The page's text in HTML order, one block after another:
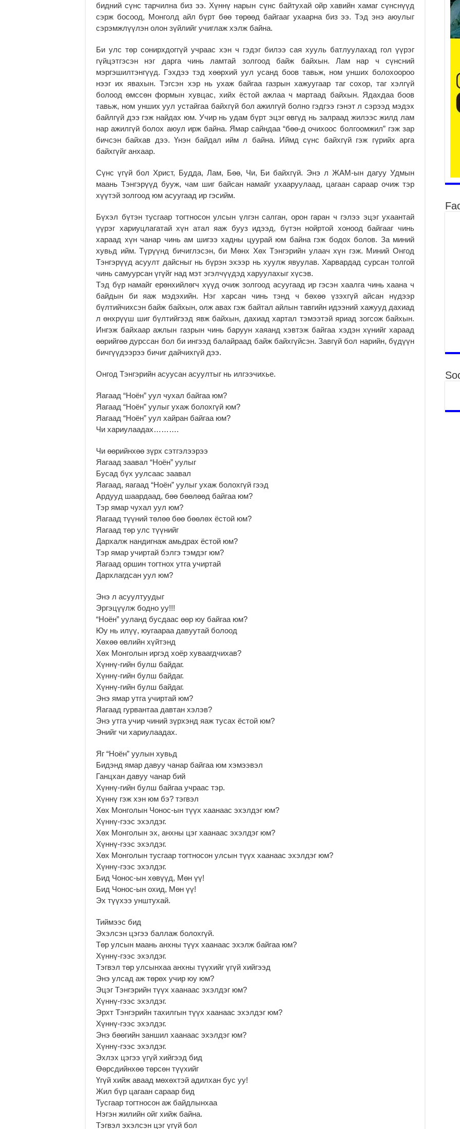
бидний сүнс тарчилна биз ээ. Хүннү нарын сүнс байтухай ойр хавийн хамаг сүнснүүд
сэрж босоод, Монголд айл бүрт бөө төрөөд байгааг ухаарна биз ээ. Тэд энэ аюулыг
сэрэмжлүүлэн олон зүйлийг учиглаж хэлж байна.
Би улс төр сонирхдоггүй учраас хэн ч гэдэг билээ сая хууль батлуулахад гол үүрэг
гүйцэтгэсэн нэг дарга чинь ламтай золгоод байж байхын. Лам нар ч сүнсний
мэргэшилтэнгүүд. Гэхдээ тэд хөөрхий уул усанд боов тавьж, ном унших болохоороо
нээг их явахын. Тэгсэн хэр нь ухаж байгаа газрын хажуугаар таг сохор, таг хэлгүй
болоод өмссөн формын хувцас, хийх ёстой ажлаа ч мартаад байхын. Ядахдаа боов
тавьж, ном унших уул устайгаа байхгүй бол ажилгүй болно гэдгээ гэнэт л сэрээд мэдэх
байлгүй дээ гэж найдах юм. Учир нь удам бүрт эцэг өвгүд нь залраад жилээс жилд лам
нар ажилгүй болох аюул ирж байна. Ямар сайндаа “бөө-д очихоос болгоомжил” гэж зар
бичсэн байхав дээ. Үнэн байдал ийм л байна. Иймд сүнс байхгүй гэж гүрийх арга
байхгүйг анхаар.
Сүнс үгүй бол Христ, Будда, Лам, Бөө, Чи, Би байхгүй. Энэ л ЖАМ-ын дагуу Удмын
маань Тэнгэрүүд бууж, чам шиг байсан намайг ухааруулаад, цагаан сараар очиж тэр
хүүтэй золгоод юм асуугаад ир гэсийм.
Бүхэл бүтэн тусгаар тогтносон улсын үлгэн салган, орон гаран ч гэлээ эцэг ухаантай
үүрэг хариуцлагатай хүн атал яаж бууз идээд, бүтэн нойртой хоноод байгааг чинь
хараад хүн чанар чинь ам шигээ хадны цуурай юм байна гэж бодох болов. За миний
хувьд ийм. Түрүүнд бичиглэсэн, би Мөнх Хөх Тэнгэрийн улаач хүн гэж. Миний Онгод
Тэнгэрүүд асуулт дайсныг нь бүрэн эхээр нь хуулж явуулав. Харвардад сурсан толгой
чинь самуурсан үгүйг над мэт эгэлчүүдэд харуулахыг хүсэв.
Тэд бүр намайг ерөнхийлөгч хүүд очиж золгоод асуугаад ир гэсэн хаалга чинь хаана ч
байдын би яаж мэдэхийн. Нэг харсан чинь тэнд ч бөхөө үзэхгүй айсан нүдээр
бүлтийчихсэн байж байхын, олж авах гэж байтал айлын тавгийн идээний хажууд дахиад
л өнхрүүш шиг бүлтийгээд явж байхын, дахиад хартал тэмээтэй яриад зогсож байхын.
Ингэж байхаар ажлын газрын чинь баруун хаяанд хэвтэж байгаа хэдэн хүнийг хараад
өөрийгөө дурссан бол би ингээд балайраад байж байхгүйсэн. Завгүй бол нарийн, бүдүүн
бичгүүдээрээ бичиг дайчихгүй дээ.
Онгод Тэнгэрийн асуусан асуултыг нь илгээчихье.
Яагаад “Ноён” уул чухал байгаа юм?
Яагаад “Ноён” уулыг ухаж болохгүй юм?
Яагаад “Ноён” уул хайран байгаа юм?
Чи хариулаадах……….
Чи өөрийнхөө зүрх сэтгэлээрээ
Яагаад заавал “Ноён” уулыг
Бусад бүх уулсаас заавал
Яагаад, яагаад “Ноён” уулыг ухаж болохгүй гээд
Ардууд шаардаад, бөө бөөлөөд байгаа юм?
Тэр ямар чухал уул юм?
Яагаад түүний төлөө бөө бөөлөх ёстой юм?
Яагаад төр улс түүнийг
Дархалж нандигнаж амьдрах ёстой юм?
Тэр ямар учиртай бэлгэ тэмдэг юм?
Яагаад оршин тогтнох утга учиртай
Дархлагдсан уул юм?
Энэ л асуултуудыг
Эргэцүүлж бодно уу!!!
“Ноён” ууланд бусдаас өөр юу байгаа юм?
Юу нь илүү, юугаараа давуутай болоод
Хөхөө өвлийн хүйтэнд
Хөх Монголын иргэд хоёр хуваагдчихав?
Хүннү-гийн булш байдаг.
Хүннү-гийн булш байдаг.
Хүннү-гийн булш байдаг.
Энэ ямар утга учиртай юм?
Яагаад гурвантаа давтан хэлэв?
Энэ утга учир чиний зүрхэнд яаж тусах ёстой юм?
Энийг чи хариулаадах.
Яг “Ноён” уулын хувьд
Бидэнд ямар давуу чанар байгаа юм хэмээвэл
Ганцхан давуу чанар бий
Хүннү-гийн булш байгаа учраас тэр.
Хүннү гэж хэн юм бэ? тэгвэл
Хөх Монголын Чонос-ын түүх хаанаас эхэлдэг юм?
Хүннү-гээс эхэлдэг.
Хөх Монголын эх, анхны цэг хаанаас эхэлдэг юм?
Хүннү-гээс эхэлдэг.
Хөх Монголын тусгаар тогтносон улсын түүх хаанаас эхэлдэг юм?
Хүннү-гээс эхэлдэг.
Бид Чонос-ын хөвүүд, Мөн үү!
Бид Чонос-ын охид, Мөн үү!
Эх түүхээ унштухай.
Тиймээс бид
Эхэлсэн цэгээ баллаж болохгүй.
Төр улсын маань анхны түүх хаанаас эхэлж байгаа юм?
Хүннү-гээс эхэлдэг.
Тэгвэл төр улсынхаа анхны түүхийг үгүй хийгээд
Энэ улсад аж төрөх учир юу юм?
Эцэг Тэнгэрийн түүх хаанаас эхэлдэг юм?
Хүннү-гээс эхэлдэг.
Эрхт Тэнгэрийн тахилгын түүх хаанаас эхэлдэг юм?
Хүннү-гээс эхэлдэг.
Энэ бөөгийн заншил хаанаас эхэлдэг юм?
Хүннү-гээс эхэлдэг.
Эхлэх цэгээ үгүй хийгээд бид
Өөрсдийнхөө төрсөн түүхийг
Үгүй хийж аваад мөхөхтэй адилхан бус уу!
Жил бүр цагаан сараар бид
Тусгаар тогтносон аж байдлынхаа
Нэгэн жилийн ойг хийж байна.
Тэгвэл эхэлсэн цэг үгүй бол